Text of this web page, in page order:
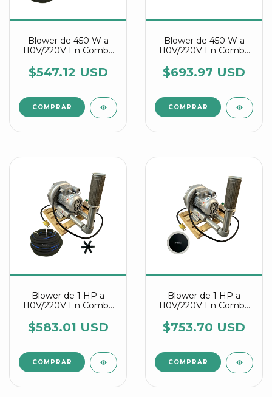
Blower de 450 W a
110V/220V En Combo
Difusora Agrair
$547.12 USD
Blower de 450 W a
110V/220V En Combo
Agrair
$693.97 USD
Blower de 1 HP a
110V/220V En Combo
Difusora Agrair
$583.01 USD
Blower de 1 HP a
110V/220V En Combo
Agrair
$753.70 USD